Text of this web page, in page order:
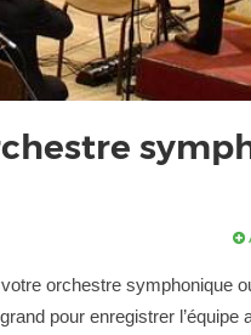
orchestre symphonique
pour enregistrer l’équipe